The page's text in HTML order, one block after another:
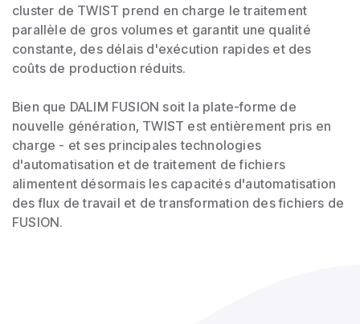
cluster de TWIST prend en charge le traitement
parallèle de gros volumes et garantit une qualité
constante, des délais d'exécution rapides et des
coûts de production réduits.
Bien que DALIM FUSION soit la plate-forme de
nouvelle génération, TWIST est entièrement pris en
charge - et ses principales technologies
d'automatisation et de traitement de fichiers
alimentent désormais les capacités d'automatisation
des flux de travail et de transformation des fichiers de
FUSION.